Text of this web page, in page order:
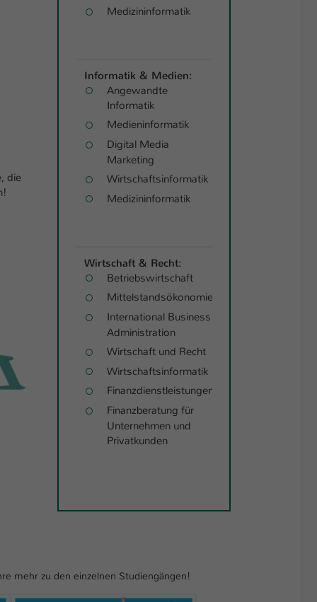
die
Medizininformatik
Informatik & Medien:
Angewandte
Informatik
Medieninformatik
Digital Media
Marketing
Wirtschaftsinformatik
Medizininformatik
Wirtschaft & Recht:
Betriebswirtschaft
Mittelstandsökonomie
International Business
Administration
Wirtschaft und Recht
Wirtschaftsinformatik
Finanzdienstleistungen
Finanzberatung für
Unternehmen und
Privatkunden
mehr zu den einzelnen Studiengängen!